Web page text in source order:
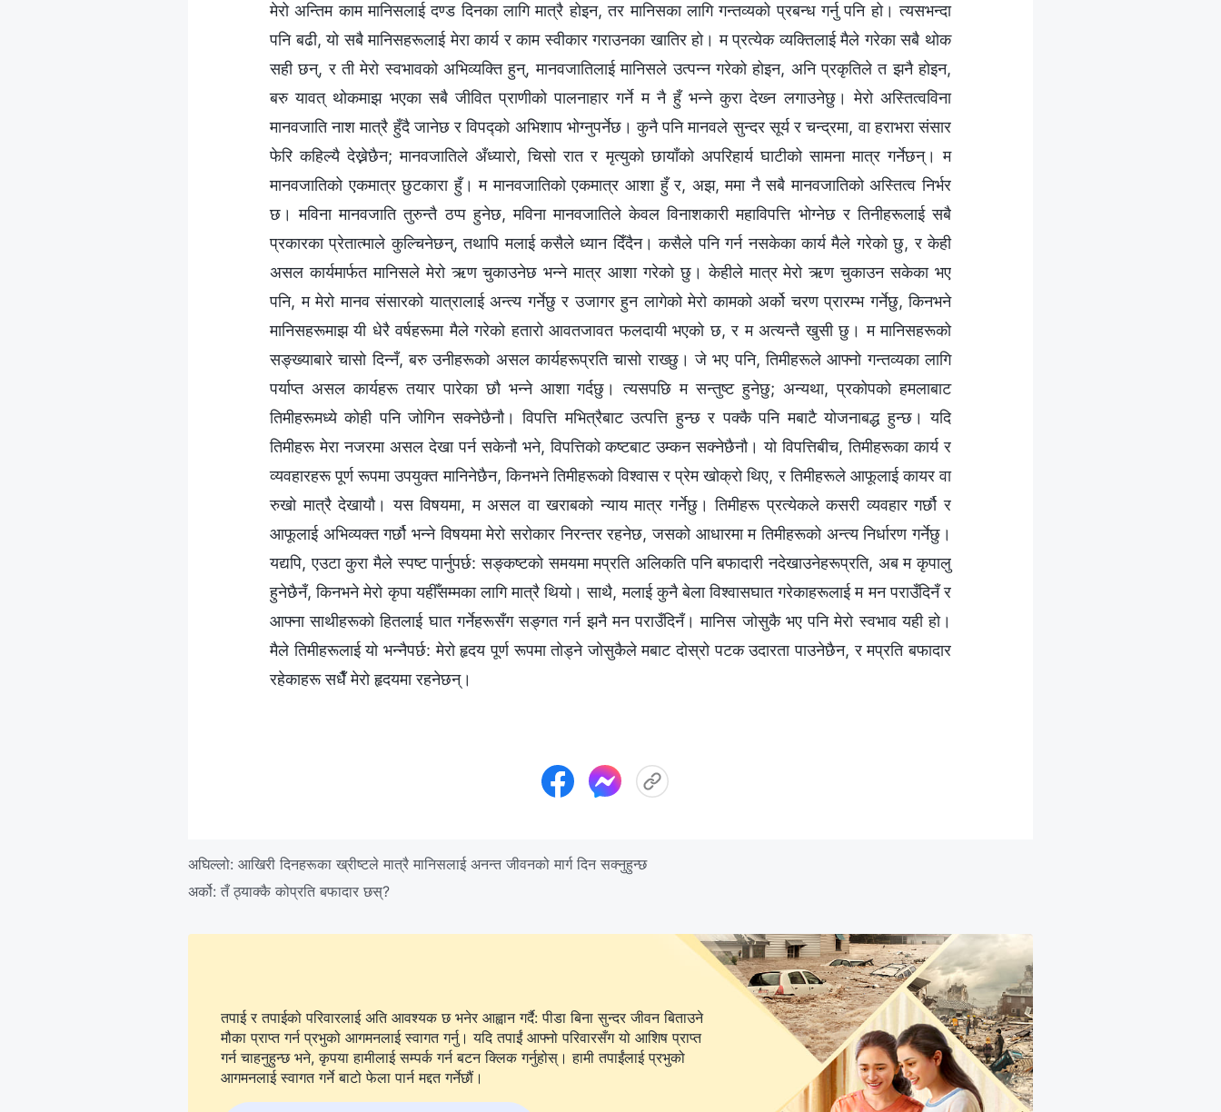
मेरो अन्तिम काम मानिसलाई दण्ड दिनका लागि मात्रै होइन, तर मानिसका लागि गन्तव्यको प्रबन्ध गर्नु पनि हो। त्यसभन्दा
पनि बढी, यो सबै मानिसहरूलाई मेरा कार्य र काम स्वीकार गराउनका खातिर हो। म प्रत्येक व्यक्तिलाई मैले गरेका सबै थोक
सही छन्, र ती मेरो स्वभावको अभिव्यक्ति हुन्, मानवजातिलाई मानिसले उत्पन्‍न गरेको होइन, अनि प्रकृतिले त झनै होइन,
बरु यावत् थोकमाझ भएका सबै जीवित प्राणीको पालनाहार गर्ने म नै हुँ भन्‍ने कुरा देख्‍न लगाउनेछु। मेरो अस्तित्वविना
मानवजाति नाश मात्रै हुँदै जानेछ र विपद्को अभिशाप भोग्नुपर्नेछ। कुनै पनि मानवले सुन्दर सूर्य र चन्द्रमा, वा हराभरा संसार
फेरि कहिल्यै देख्नेछैन; मानवजातिले अँध्यारो, चिसो रात र मृत्युको छायाँको अपरिहार्य घाटीको सामना मात्र गर्नेछन्। म
मानवजातिको एकमात्र छुटकारा हुँ। म मानवजातिको एकमात्र आशा हुँ र, अझ, ममा नै सबै मानवजातिको अस्तित्व निर्भर
छ। मविना मानवजाति तुरुन्तै ठप्प हुनेछ, मविना मानवजातिले केवल विनाशकारी महाविपत्ति भोग्‍नेछ र तिनीहरूलाई सबै
प्रकारका प्रेतात्माले कुल्चिनेछन्, तथापि मलाई कसैले ध्यान दिँदैन। कसैले पनि गर्न नसकेका कार्य मैले गरेको छु, र केही
असल कार्यमार्फत मानिसले मेरो ऋण चुकाउनेछ भन्‍ने मात्र आशा गरेको छु। केहीले मात्र मेरो ऋण चुकाउन सकेका भए
पनि, म मेरो मानव संसारको यात्रालाई अन्त्य गर्नेछु र उजागर हुन लागेको मेरो कामको अर्को चरण प्रारम्भ गर्नेछु, किनभने
मानिसहरूमाझ यी धेरै वर्षहरूमा मैले गरेको हतारो आवतजावत फलदायी भएको छ, र म अत्यन्तै खुसी छु। म मानिसहरूको
सङ्ख्याबारे चासो दिन्नँ, बरु उनीहरूको असल कार्यहरूप्रति चासो राख्छु। जे भए पनि, तिमीहरूले आफ्नो गन्तव्यका लागि
पर्याप्त असल कार्यहरू तयार पारेका छौ भन्‍ने आशा गर्दछु। त्यसपछि म सन्तुष्ट हुनेछु; अन्यथा, प्रकोपको हमलाबाट
तिमीहरूमध्ये कोही पनि जोगिन सक्‍नेछैनौ। विपत्ति मभित्रैबाट उत्पत्ति हुन्छ र पक्कै पनि मबाटै योजनाबद्ध हुन्छ। यदि
तिमीहरू मेरा नजरमा असल देखा पर्न सकेनौ भने, विपत्तिको कष्टबाट उम्कन सक्नेछैनौ। यो विपत्तिबीच, तिमीहरूका कार्य र
व्यवहारहरू पूर्ण रूपमा उपयुक्त मानिनेछैन, किनभने तिमीहरूको विश्‍वास र प्रेम खोक्रो थिए, र तिमीहरूले आफूलाई कायर वा
रुखो मात्रै देखायौ। यस विषयमा, म असल वा खराबको न्याय मात्र गर्नेछु। तिमीहरू प्रत्येकले कसरी व्यवहार गर्छौ र
आफूलाई अभिव्यक्त गर्छौ भन्‍ने विषयमा मेरो सरोकार निरन्तर रहनेछ, जसको आधारमा म तिमीहरूको अन्त्य निर्धारण गर्नेछु।
यद्यपि, एउटा कुरा मैले स्पष्ट पार्नुपर्छ: सङ्कष्टको समयमा मप्रति अलिकति पनि बफादारी नदेखाउनेहरूप्रति, अब म कृपालु
हुनेछैनँ, किनभने मेरो कृपा यहीँसम्मका लागि मात्रै थियो। साथै, मलाई कुनै बेला विश्‍वासघात गरेकाहरूलाई म मन पराउँदिनँ र
आफ्ना साथीहरूको हितलाई घात गर्नेहरूसँग सङ्गत गर्न झनै मन पराउँदिनँ। मानिस जोसुकै भए पनि मेरो स्वभाव यही हो।
मैले तिमीहरूलाई यो भन्नैपर्छ: मेरो हृदय पूर्ण रूपमा तोड्ने जोसुकैले मबाट दोस्रो पटक उदारता पाउनेछैन, र मप्रति बफादार
रहेकाहरू सधैँ मेरो हृदयमा रहनेछन्।
अघिल्लो: आखिरी दिनहरूका ख्रीष्‍टले मात्रै मानिसलाई अनन्त जीवनको मार्ग दिन सक्‍नुहुन्छ
अर्को: तँ ठ्याक्कै कोप्रति बफादार छस्?
तपाई र तपाईको परिवारलाई अति आवश्यक छ भनेर आह्वान गर्दै: पीडा बिना सुन्दर जीवन बिताउने
मौका प्राप्त गर्न प्रभुको आगमनलाई स्वागत गर्नु। यदि तपाईं आफ्नो परिवारसँग यो आशिष प्राप्त
गर्न चाहनुहुन्छ भने, कृपया हामीलाई सम्पर्क गर्न बटन क्लिक गर्नुहोस्। हामी तपाईंलाई प्रभुको
आगमनलाई स्वागत गर्ने बाटो फेला पार्न मद्दत गर्नेछौं।